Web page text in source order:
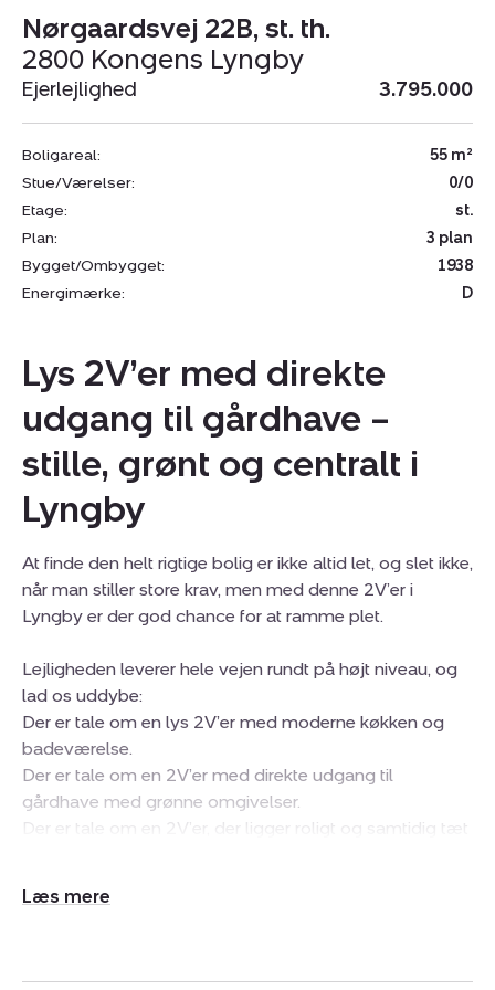
Nørgaardsvej 22B, st. th.
2800 Kongens Lyngby
Ejerlejlighed 3.795.000
Boligareal:
55 m²
Stue/Værelser:
0/0
Etage:
st.
Plan:
3 plan
Bygget/Ombygget:
1938
Energimærke:
D
Lys 2V’er med direkte
udgang til gårdhave –
stille, grønt og centralt i
Lyngby
At finde den helt rigtige bolig er ikke altid let, og slet ikke,
når man stiller store krav, men med denne 2V’er i
Lyngby er der god chance for at ramme plet.
Lejligheden leverer hele vejen rundt på højt niveau, og
lad os uddybe:
Der er tale om en lys 2V’er med moderne køkken og
badeværelse.
Der er tale om en 2V’er med direkte udgang til
gårdhave med grønne omgivelser.
Der er tale om en 2V’er, der ligger roligt og samtidig tæt